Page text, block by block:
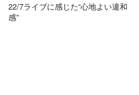
22/7ライブに感じた“心地よい違和
感”